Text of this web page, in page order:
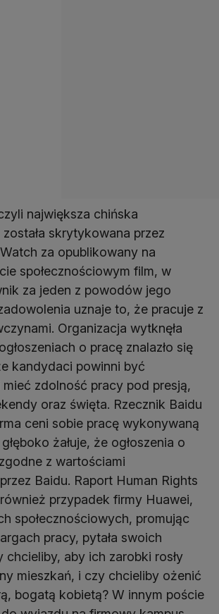
największa chińska
skrytykowana przez
za opublikowany na
społecznościowym film, w
za jeden z powodów jego
uznaje to, że pracuje z
Organizacja wytknęła
o pracę znalazło się
kandydaci powinni być
zdolność pracy pod presją,
oraz święta. Rzecznik Baidu
ceni sobie pracę wykonywaną
żałuje, że ogłoszenia o
z wartościami
Baidu. Raport Human Rights
przypadek firmy Huawei,
społecznościowych, promując
pracy, pytała swoich
chcieliby, aby ich zarobki rosły
mieszkań, i czy chcieliby ożenić
bogatą kobietą? W innym poście